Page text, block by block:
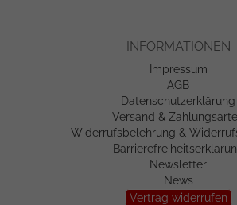
INFORMATIONEN
Impressum
AGB
Datenschutzerklärung
Versand &
Widerrufsbelehrung &
Newsletter
News
Vertrag widerrufen